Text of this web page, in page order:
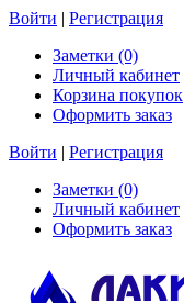
Войти | Регистрация
Заметки (0)
Личный кабинет
Корзина покупок
Оформить заказ
Войти | Регистрация
Заметки (0)
Личный кабинет
Оформить заказ